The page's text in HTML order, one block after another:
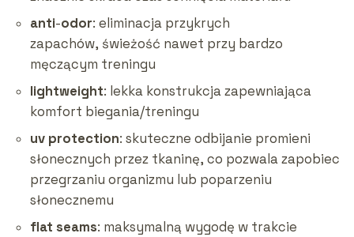
anti-odor: eliminacja przykrych
zapachów, świeżość nawet przy bardzo
męczącym treningu
lightweight: lekka konstrukcja zapewniająca
komfort biegania/treningu
uv protection: skuteczne odbijanie promieni
słonecznych przez tkaninę, co pozwala zapobiec
przegrzaniu organizmu lub poparzeniu
słonecznemu
flat seams: maksymalną wygodę w trakcie